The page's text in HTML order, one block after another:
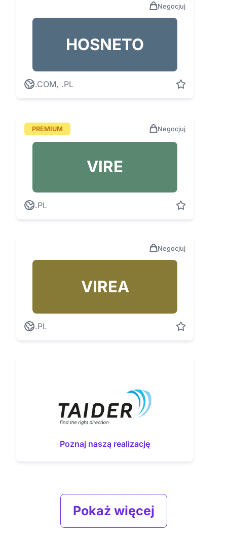
Negocjuj
HOSNETO
.COM, .PL
PREMIUM Negocjuj
VIRE
.PL
Negocjuj
VIREA
.PL
Poznaj naszą realizację
Pokaż więcej